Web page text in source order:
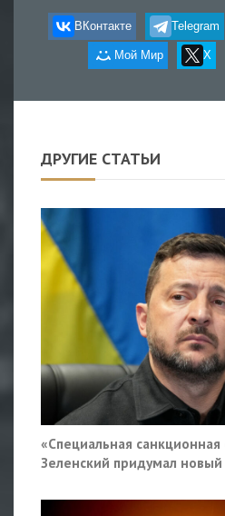
ВКонтакте Telegram
Мой Мир X
ДРУГИЕ СТАТЬИ
«Специальная санкционная
Зеленский придумал новый